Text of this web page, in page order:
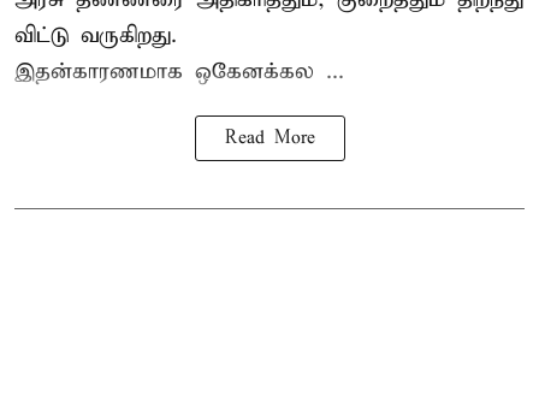
விட்டு வருகிறது.
இதன்காரணமாக ஒகேனக்கல ...
Read More